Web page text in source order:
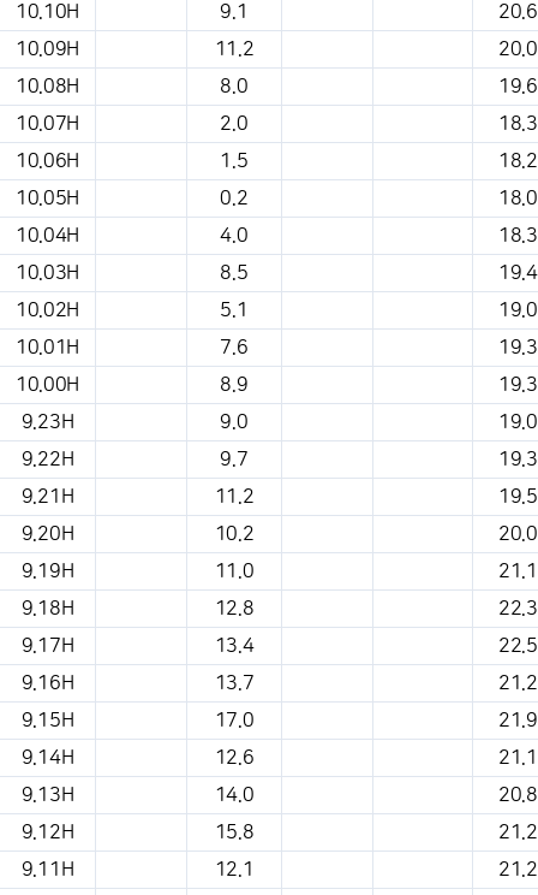
10.10H
9.1
20.6
10.09H
11.2
20.0
10.08H
8.0
19.6
10.07H
2.0
18.3
10.06H
1.5
18.2
10.05H
0.2
18.0
10.04H
4.0
18.3
10.03H
8.5
19.4
10.02H
5.1
19.0
10.01H
7.6
19.3
10.00H
8.9
19.3
9.23H
9.0
19.0
9.22H
9.7
19.3
9.21H
11.2
19.5
9.20H
10.2
20.0
9.19H
11.0
21.1
9.18H
12.8
22.3
9.17H
13.4
22.5
9.16H
13.7
21.2
9.15H
17.0
21.9
9.14H
12.6
21.1
9.13H
14.0
20.8
9.12H
15.8
21.2
9.11H
12.1
21.2